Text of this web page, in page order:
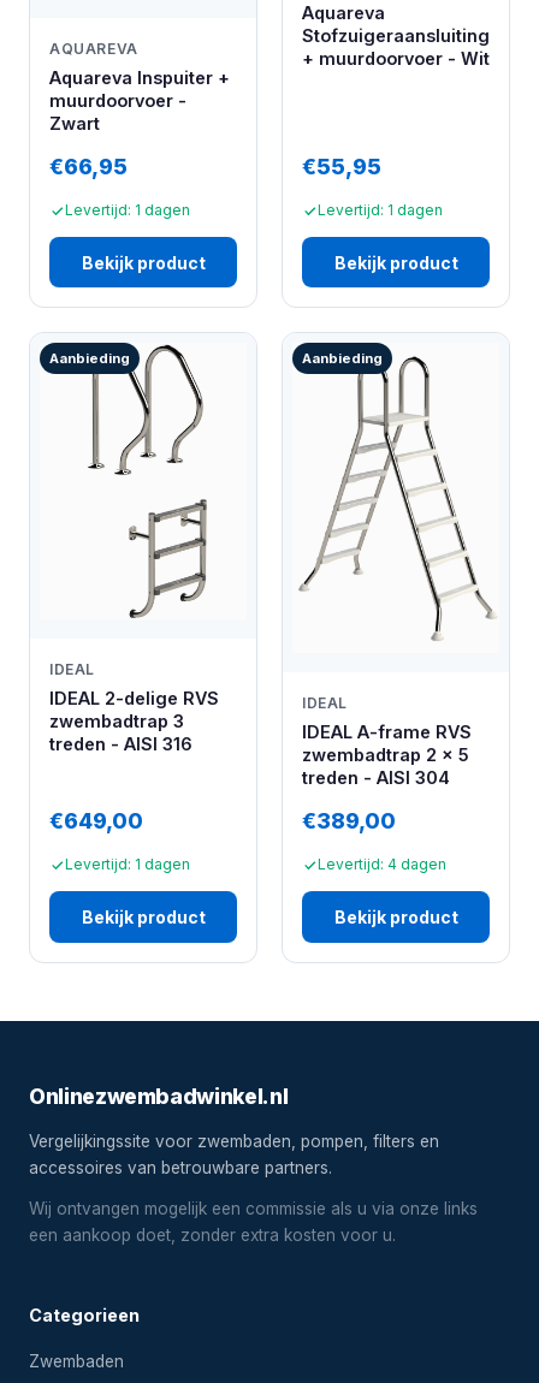
AQUAREVA
Aquareva Inspuiter +
muurdoorvoer -
Zwart
€66,95
Levertijd: 1 dagen
Bekijk product
Aquareva
Stofzuigeraansluiting
+ muurdoorvoer - Wit
€55,95
Levertijd: 1 dagen
Bekijk product
Aanbieding
IDEAL
IDEAL 2-delige RVS
zwembadtrap 3
treden - AISI 316
€649,00
Levertijd: 1 dagen
Bekijk product
Aanbieding
IDEAL
IDEAL A-frame RVS
zwembadtrap 2 x 5
treden - AISI 304
€389,00
Levertijd: 4 dagen
Bekijk product
Onlinezwembadwinkel.nl
Vergelijkingssite voor zwembaden, pompen, filters en
accessoires van betrouwbare partners.
Wij ontvangen mogelijk een commissie als u via onze links
een aankoop doet, zonder extra kosten voor u.
Categorieen
Zwembaden